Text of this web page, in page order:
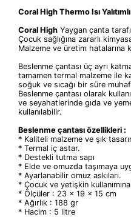
Coral High Thermo Isı Yalıtımlı
Coral High Yaygan çanta
Çocuk sağlığına zararlı
Malzeme ve üretim hatalarına
Beslenme çantası üç ayrı
tamamen termal malzeme ile
soğuk ve sıcağı bir süre
Beslenme çantası olarak
ve seyahatlerinde gıda ve
kullanılabilir.
Beslenme çantası özellikleri :
* Kaliteli malzeme ve şık
* Termal iç astar.
* Destekli tutma sapı
* Elde ve omuzda taşımaya
* Ayarlanabilir omuz askıları.
* Çocuk ve yetişkin
* Ölçüler : 23 x 19 x 15 cm
* Ağırlık : 188 gr
* Hacim : 5 litre